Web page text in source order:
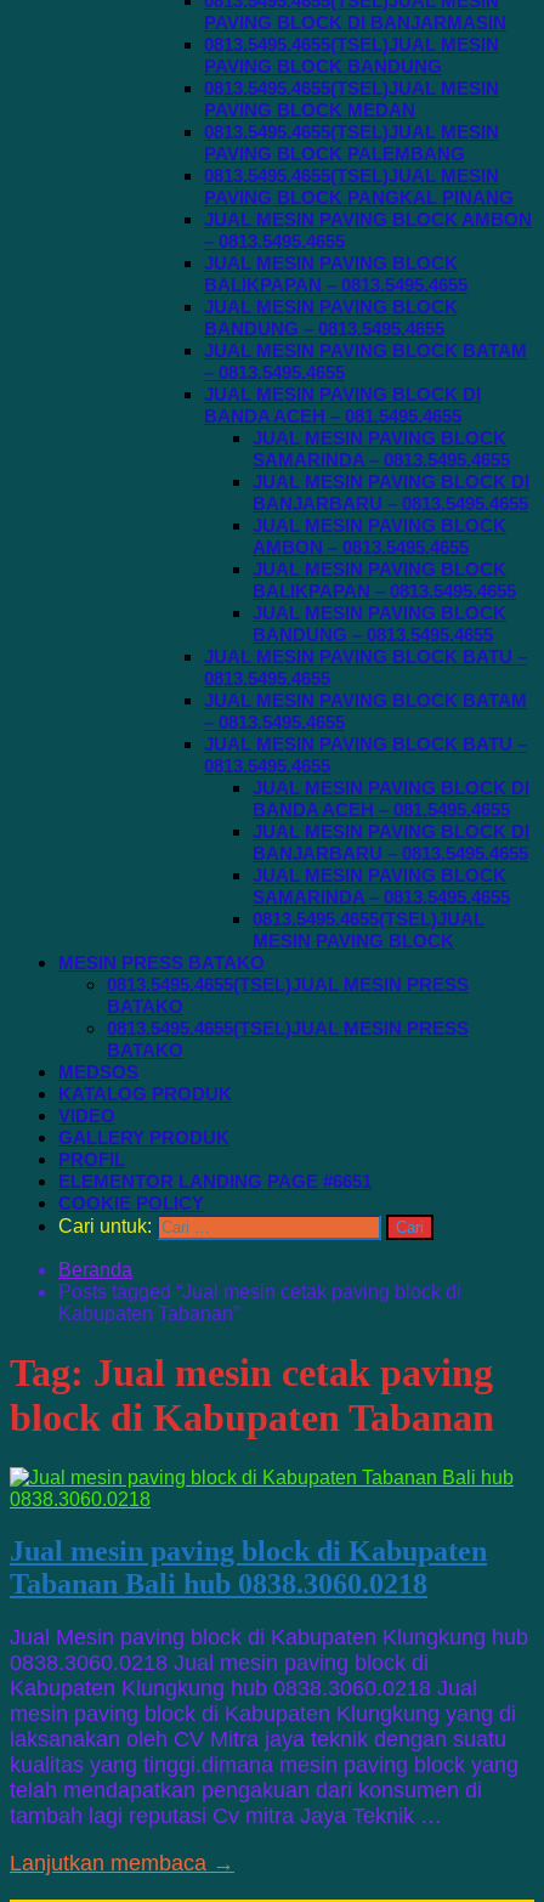
PAVING BLOCK DI BANJARMASIN
0813.5495.4655(TSEL)JUAL MESIN
PAVING BLOCK BANDUNG
0813.5495.4655(TSEL)JUAL MESIN
PAVING BLOCK MEDAN
0813.5495.4655(TSEL)JUAL MESIN
PAVING BLOCK PALEMBANG
0813.5495.4655(TSEL)JUAL MESIN
PAVING BLOCK PANGKAL PINANG
JUAL MESIN PAVING BLOCK AMBON
– 0813.5495.4655
JUAL MESIN PAVING BLOCK
BALIKPAPAN – 0813.5495.4655
JUAL MESIN PAVING BLOCK
BANDUNG – 0813.5495.4655
JUAL MESIN PAVING BLOCK BATAM
– 0813.5495.4655
JUAL MESIN PAVING BLOCK DI
BANDA ACEH – 081.5495.4655
JUAL MESIN PAVING BLOCK
SAMARINDA – 0813.5495.4655
JUAL MESIN PAVING BLOCK DI
BANJARBARU – 0813.5495.4655
JUAL MESIN PAVING BLOCK
AMBON – 0813.5495.4655
JUAL MESIN PAVING BLOCK
BALIKPAPAN – 0813.5495.4655
JUAL MESIN PAVING BLOCK
BANDUNG – 0813.5495.4655
JUAL MESIN PAVING BLOCK BATU –
0813.5495.4655
JUAL MESIN PAVING BLOCK BATAM
– 0813.5495.4655
JUAL MESIN PAVING BLOCK BATU –
0813.5495.4655
JUAL MESIN PAVING BLOCK DI
BANDA ACEH – 081.5495.4655
JUAL MESIN PAVING BLOCK DI
BANJARBARU – 0813.5495.4655
JUAL MESIN PAVING BLOCK
SAMARINDA – 0813.5495.4655
0813.5495.4655(TSEL)JUAL
MESIN PAVING BLOCK
MESIN PRESS BATAKO
0813.5495.4655(TSEL)JUAL MESIN PRESS
BATAKO
0813.5495.4655(TSEL)JUAL MESIN PRESS
BATAKO
MEDSOS
KATALOG PRODUK
VIDEO
GALLERY PRODUK
PROFIL
ELEMENTOR LANDING PAGE #6651
COOKIE POLICY
Cari untuk:
Beranda
Posts tagged “Jual mesin cetak paving block di
Kabupaten Tabanan”
Tag: Jual mesin cetak paving
block di Kabupaten Tabanan
Jual mesin paving block di Kabupaten
Tabanan Bali hub 0838.3060.0218
Jual Mesin paving block di Kabupaten Klungkung hub
0838.3060.0218 Jual mesin paving block di
Kabupaten Klungkung hub 0838.3060.0218 Jual
mesin paving block di Kabupaten Klungkung yang di
laksanakan oleh CV Mitra jaya teknik dengan suatu
kualitas yang tinggi.dimana mesin paving block yang
telah mendapatkan pengakuan dari konsumen di
tambah lagi reputasi Cv mitra Jaya Teknik …
Lanjutkan membaca →